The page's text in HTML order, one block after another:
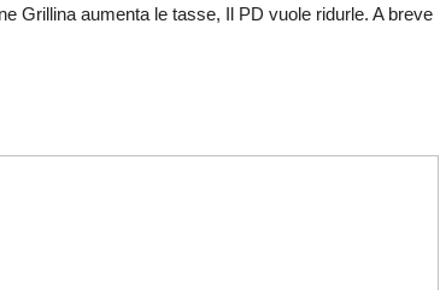
Grillina aumenta le tasse, Il PD vuole ridurle. A breve